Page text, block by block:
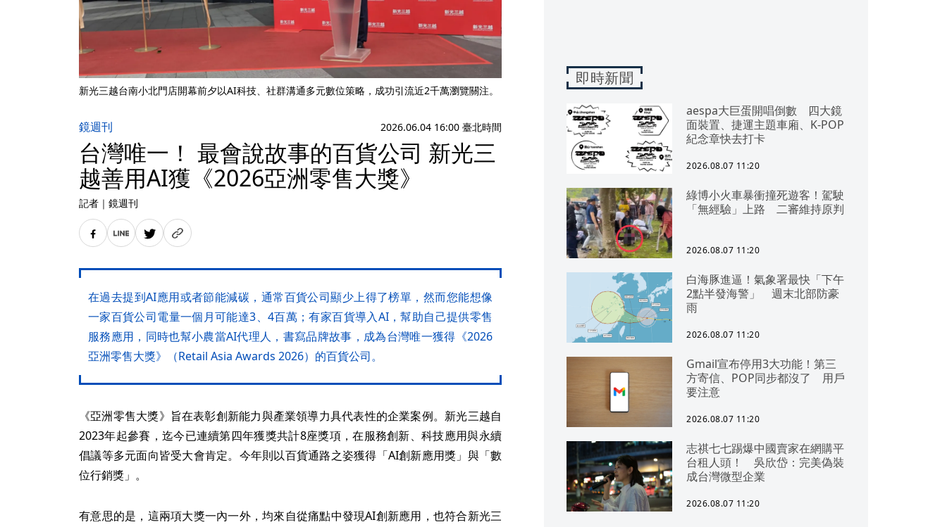
新光三越台南小北門店開幕前夕以AI科技、社群溝通多元數位策略，成功引流近2千萬瀏覽關注。
鏡週刊 2026.06.04 16:00 臺北時間
台灣唯一！ 最會說故事的百貨公司 新光三
越善用AI獲《2026亞洲零售大獎》
記者 ｜ 鏡週刊
在過去提到AI應用或者節能減碳，通常百貨公司顯少上得了榜單，然而您能想像
一家百貨公司電量一個月可能達3、4百萬；有家百貨導入AI，幫助自己提供零售
服務應用，同時也幫小農當AI代理人，書寫品牌故事，成為台灣唯一獲得《2026
亞洲零售大獎》（Retail Asia Awards 2026）的百貨公司。
《亞洲零售大獎》旨在表彰創新能力與產業領導力具代表性的企業案例。新光三越自
2023年起參賽，迄今已連續第四年獲獎共計8座獎項，在服務創新、科技應用與永續
倡議等多元面向皆受大會肯定。今年則以百貨通路之姿獲得「AI創新應用獎」與「數
位行銷獎」。
有意思的是，這兩項大獎一內一外，均來自從痛點中發現AI創新應用，也符合新光三
即時新聞
aespa大巨蛋開唱倒數 四大鏡
面裝置、捷運主題車廂、K-POP
紀念章快去打卡
2026.08.07 11:20
綠博小火車暴衝撞死遊客！駕駛
「無經驗」上路 二審維持原判
2026.08.07 11:20
白海豚進逼！氣象署最快「下午
2點半發海警」 週末北部防豪
雨
2026.08.07 11:20
Gmail宣布停用3大功能！第三
方寄信、POP同步都沒了 用戶
要注意
2026.08.07 11:20
志祺七七踢爆中國賣家在網購平
台租人頭！ 吳欣岱：完美偽裝
成台灣微型企業
2026.08.07 11:20